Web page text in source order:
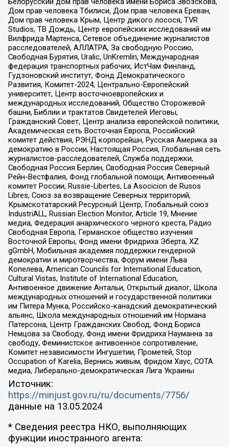
Дом прав человека Тбилиси, Дом прав человека Ереван,
Дом прав человека Крым, Центр дикого лосося, TVR
Studios, ТВ Дождь, Центр европейских исследований им
Вилфрида Мартенса, Сетевое объединение журналистов
расследователей, АЛЛАТРА, За свободную Россию,
Свободная Бурятия, Uralic, UnKremlin, Международная
федерация транспортных рабочих, ИстЧам Финланд,
Гудзоновский институт, Фонд Демократического
Развития, Комитет-2024, Центрально-Европейский
университет, Центр восточноевропейских и
международных исследований, Общество Сторожевой
башни, Библии и трактатов Свидетелей Иеговы,
Гражданский Совет, Центр анализа европейской политики,
Академическая сеть Восточная Европа, Российский
комитет действия, РЭНД корпорейшн, Русская Америка за
демократию в России, Настоящая Россия, Глобальная сеть
журналистов-расследователей, Служба поддержки,
Свободная Россия Берлин, Свободная Россия Северный
Рейн-Вестфалия, Фонд глобальной помощи, Антивоенный
комитет России, Russie-Libertes, La Asocicion de Rusos
Libres, Союз за возвращение Северных территорий,
Крымскотатарский Ресурсный Центр, Глобальный союз
IndustriALL, Russian Election Monitor, Article 19, Мнение
медиа, Федерация анархического черного креста, Радио
Свободная Европа, Германское общество изучения
Восточной Европы, Фонд имени Фридриха Эберта, XZ
gGmbH, Мобильная академия поддержки гендерной
демократии и миротворчества, Форум имени Льва
Копелева, American Councils for International Education,
Cultural Vistas, Institute of International Education,
Антивоенное движение Антальи, Открытый диалог, Школа
международных отношений и государственной политики
им Питера Мунка, Российско-канадский демократический
альянс, Школа международных отношений им Нормана
Патерсона, Центр Гражданских Свобод, Фонд Бориса
Немцова за Свободу, Фонд имени Фридриха Науманна за
свободу, Феминистское антивоенное сопротивление,
Комитет независимости Ингушетии, Прометей, Stop
Occupation of Karelia, Вернись живым, Фридом Хаус, СОТА
медиа, Либерально-демократическая Лига Украины
Источник:
https://minjust.gov.ru/ru/documents/7756/
данные на 13.05.2024
* Сведения реестра НКО, выполняющих
функции иностранного агента: